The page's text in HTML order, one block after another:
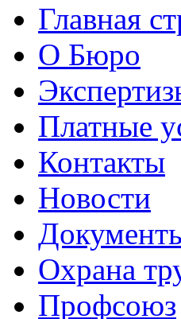
Главная
О Бюро
Платные
Контакты
Новости
Охрана
Профсоюз